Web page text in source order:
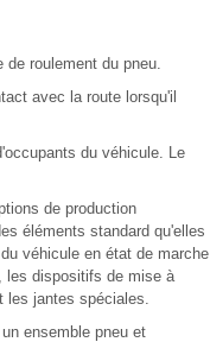
de roulement du pneu.
avec la route lorsqu'il
du véhicule. Le
de production
éléments standard qu'elles
véhicule en état de marche
les dispositifs de mise à
les jantes spéciales.
ensemble pneu et